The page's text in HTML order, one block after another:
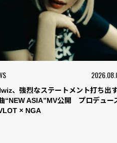
、強烈なステートメント打ち出
“NEW ASIA”MV公開 プロデュー
× NGA